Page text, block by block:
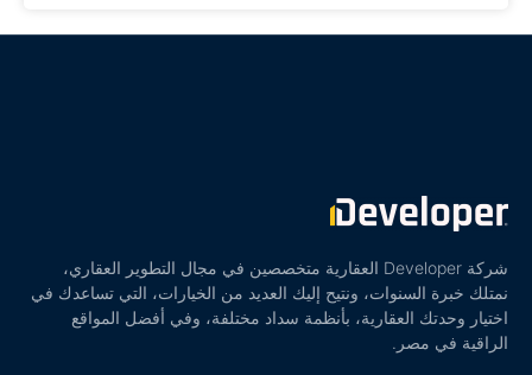
شركة Developer العقارية متخصصين في مجال التطوير العقاري،
نمتلك خبرة السنوات، ونتيح إليك العديد من الخيارات، التي تساعدك في
اختيار وحدتك العقارية، بأنظمة سداد مختلفة، وفي أفضل المواقع
الراقية في مصر.